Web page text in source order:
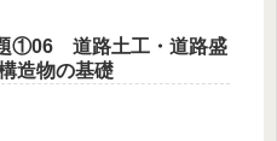
①06 道路土工・道路盛
造物の基礎